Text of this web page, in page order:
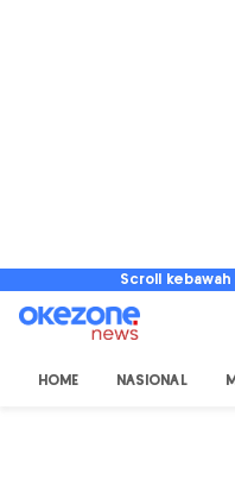
Scroll
HOME NASIONAL